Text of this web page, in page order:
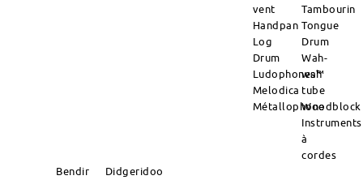
vent
Handpan
Log
Drum
Ludophones™
Melodica
Métallophone
Tambourin
Tongue
Drum
Wah-
wah
tube
Woodblock
Instruments
à
cordes
Bendir
Didgeridoo